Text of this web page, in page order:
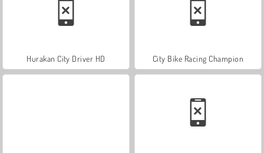
Hurakan City Driver HD City Bike Racing Champion